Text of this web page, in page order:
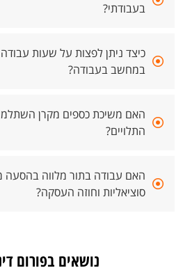
בעבודתי?
כיצד ניתן לפצות על שעות
במחשב בעבודה?
האם משיכת כספים מקרן
התלויים?
האם עבודה בתור מלווה בהסעה
סוציאליות וחוזה העסקה?
נושאים בפורום